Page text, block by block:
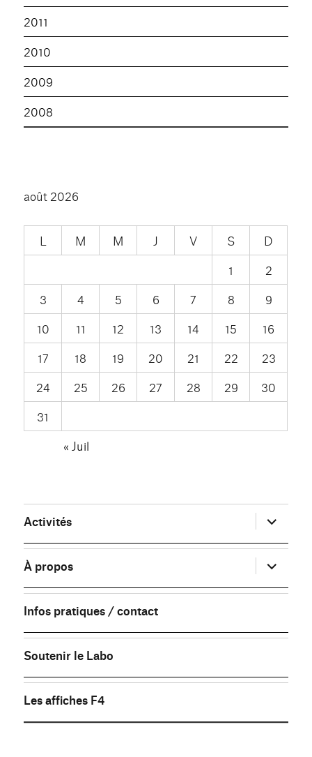
2011
2010
2009
2008
août 2026
L M M J V S
D
1
2
3
4 5 6 7 8
9
10
11 12 13 14 15
16
17
18 19 20 21 22
23
24
25 26 27 28 29
30
31
« Juil
Activités ouvrir
le
sous-
menu
À propos
ouvrir
le
sous-
menu
Infos pratiques / contact
Soutenir le Labo
Les affiches F4